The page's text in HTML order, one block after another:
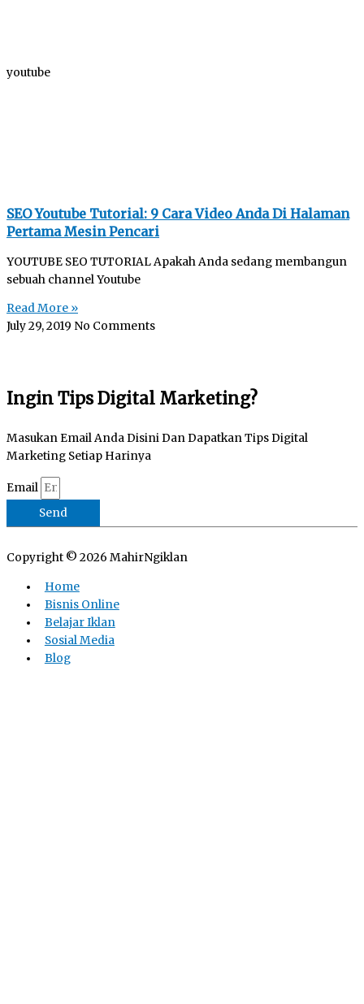
youtube
SEO Youtube Tutorial: 9 Cara Video Anda Di Halaman
Pertama Mesin Pencari
YOUTUBE SEO TUTORIAL Apakah Anda sedang membangun
sebuah channel Youtube
Read More »
July 29, 2019 No Comments
Ingin Tips Digital Marketing?
Masukan Email Anda Disini Dan Dapatkan Tips Digital
Marketing Setiap Harinya
Email
Send
Copyright © 2026 MahirNgiklan
Home
Bisnis Online
Belajar Iklan
Sosial Media
Blog